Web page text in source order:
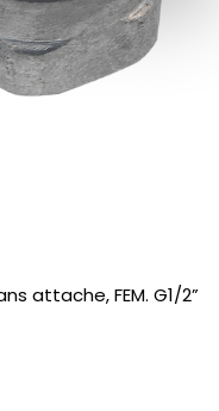
attache, FEM. G1/2”